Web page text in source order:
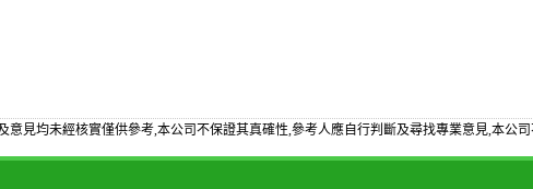
意見均未經核實僅供參考,本公司不保證其真確性,參考人應自行判斷及尋找專業意見,本公司